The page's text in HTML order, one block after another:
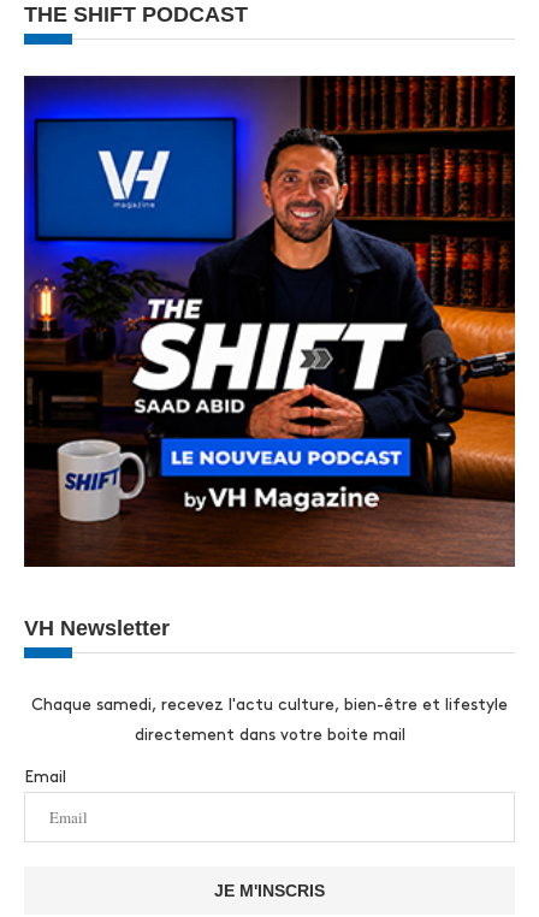
THE SHIFT PODCAST
VH Newsletter
Chaque samedi, recevez l'actu culture, bien-être et lifestyle
directement dans votre boite mail
Email
JE M'INSCRIS